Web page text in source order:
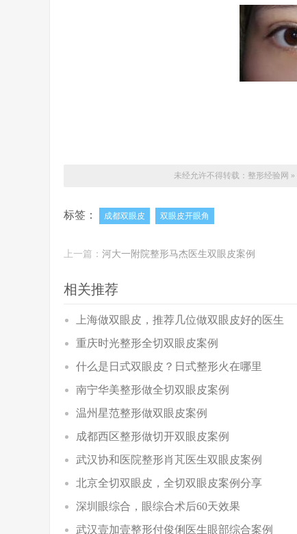
未经允许不得转载： 整形经验网 »
标签： 成都双眼皮 双眼皮开眼角
上一篇： 河大一附院整形马杰医生双眼皮案例
相关推荐
上海做双眼皮，推荐几位做双眼皮好的医生
重庆时光整形全切双眼皮案例
什么是日式双眼皮？日式整形火在哪里
南宁华美整形做全切双眼皮案例
温州星范整形做双眼皮案例
成都西区整形做切开双眼皮案例
武汉协和医院整形肖芃医生双眼皮案例
北京全切双眼皮，全切双眼皮案例分享
深圳眼综合，眼综合术后60天效果
武汉壹加壹整形付俊俐医生眼部综合案例